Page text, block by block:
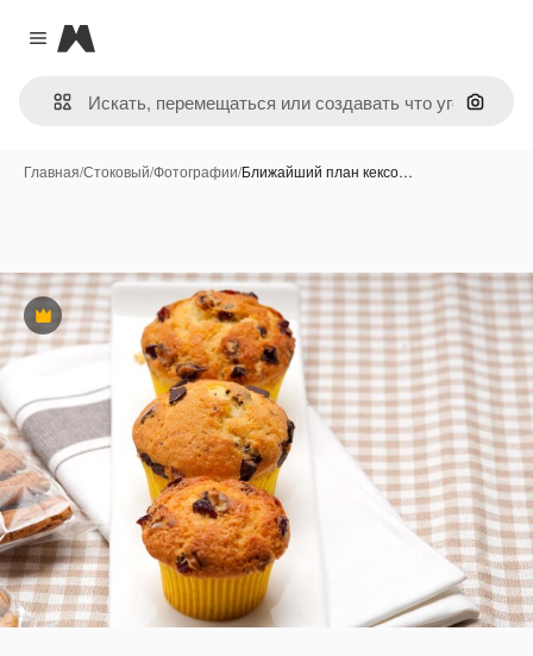
Close menu
Magnific
Поиск
Главная/Стоковый/Фотографии/Ближайший план кексо…
Премиум